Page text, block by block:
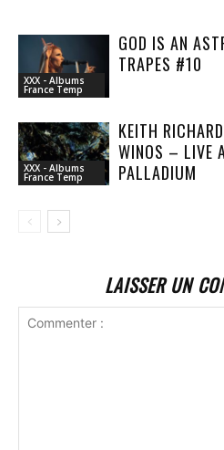
XXX - Albums
France Temp
GOD IS AN
TRAPES #10
XXX - Albums
France Temp
KEITH
WINOS – LIVE
PALLADIUM
LAISSER UN